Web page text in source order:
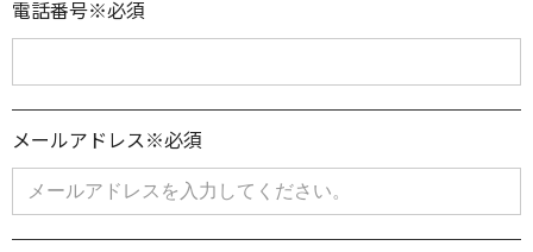
電話番号※必須
メールアドレス※必須